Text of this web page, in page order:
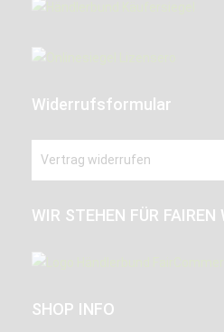
Widerrufsformular
Vertrag widerrufen
WIR STEHEN FÜR FAIREN
SHOP INFO